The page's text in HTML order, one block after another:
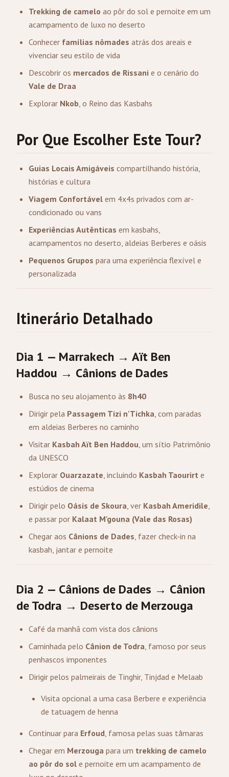
Trekking de camelo ao pôr do sol e pernoite em um
acampamento de luxo no deserto
Conhecer famílias nômades atrás dos areais e
vivenciar seu estilo de vida
Descobrir os mercados de Rissani e o cenário do
Vale de Draa
Explorar Nkob, o Reino das Kasbahs
Por Que Escolher Este Tour?
Guias Locais Amigáveis compartilhando história,
histórias e cultura
Viagem Confortável em 4x4s privados com ar-
condicionado ou vans
Experiências Autênticas em kasbahs,
acampamentos no deserto, aldeias Berberes e oásis
Pequenos Grupos para uma experiência flexível e
personalizada
Itinerário Detalhado
Dia 1 — Marrakech → Aït Ben
Haddou → Cânions de Dades
Busca no seu alojamento às 8h40
Dirigir pela Passagem Tizi n'Tichka, com paradas
em aldeias Berberes no caminho
Visitar Kasbah Aït Ben Haddou, um sítio Patrimônio
da UNESCO
Explorar Ouarzazate, incluindo Kasbah Taourirt e
estúdios de cinema
Dirigir pelo Oásis de Skoura, ver Kasbah Ameridile,
e passar por Kalaat M'gouna (Vale das Rosas)
Chegar aos Cânions de Dades, fazer check-in na
kasbah, jantar e pernoite
Dia 2 — Cânions de Dades → Cânion
de Todra → Deserto de Merzouga
Café da manhã com vista dos cânions
Caminhada pelo Cânion de Todra, famoso por seus
penhascos imponentes
Dirigir pelos palmeirais de Tinghir, Tinjdad e Melaab
Visita opcional a uma casa Berbere e experiência
de tatuagem de henna
Continuar para Erfoud, famosa pelas suas tâmaras
Chegar em Merzouga para um trekking de camelo
ao pôr do sol e pernoite em um acampamento de